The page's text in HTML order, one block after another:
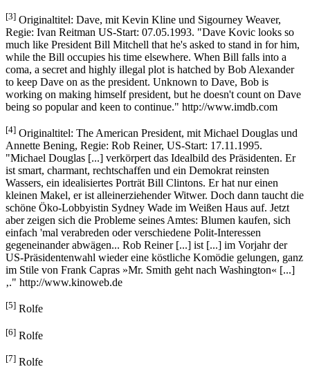
[3] Originaltitel: Dave, mit Kevin Kline und Sigourney Weaver,
Regie: Ivan Reitman US-Start: 07.05.1993. "Dave Kovic looks so
much like President Bill Mitchell that he's asked to stand in for him,
while the Bill occupies his time elsewhere. When Bill falls into a
coma, a secret and highly illegal plot is hatched by Bob Alexander
to keep Dave on as the president. Unknown to Dave, Bob is
working on making himself president, but he doesn't count on Dave
being so popular and keen to continue." http://www.imdb.com
[4] Originaltitel: The American President, mit Michael Douglas und
Annette Bening, Regie: Rob Reiner, US-Start: 17.11.1995.
"Michael Douglas [...] verkörpert das Idealbild des Präsidenten. Er
ist smart, charmant, rechtschaffen und ein Demokrat reinsten
Wassers, ein idealisiertes Porträt Bill Clintons. Er hat nur einen
kleinen Makel, er ist alleinerziehender Witwer. Doch dann taucht die
schöne Öko-Lobbyistin Sydney Wade im Weißen Haus auf. Jetzt
aber zeigen sich die Probleme seines Amtes: Blumen kaufen, sich
einfach 'mal verabreden oder verschiedene Polit-Interessen
gegeneinander abwägen... Rob Reiner [...] ist [...] im Vorjahr der
US-Präsidentenwahl wieder eine köstliche Komödie gelungen, ganz
im Stile von Frank Capras »Mr. Smith geht nach Washington« [...]
‚." http://www.kinoweb.de
[5] Rolfe
[6] Rolfe
[7] Rolfe